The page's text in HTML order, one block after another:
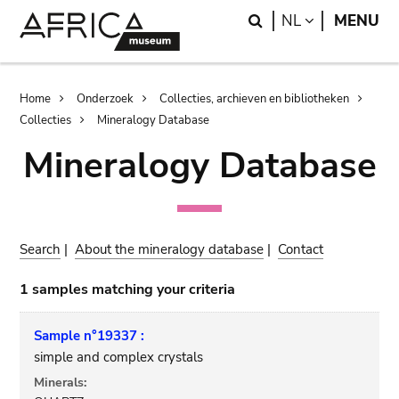
Search
NL LANGUAGE
MENU
Breadcrumb
Home Onderzoek
Collecties, archieven en bibliotheken
Collecties
Mineralogy Database
Mineralogy Database
Search |About the mineralogy database | Contact
1 samples matching your criteria
Sample n°19337 :
simple and complex crystals
Minerals: